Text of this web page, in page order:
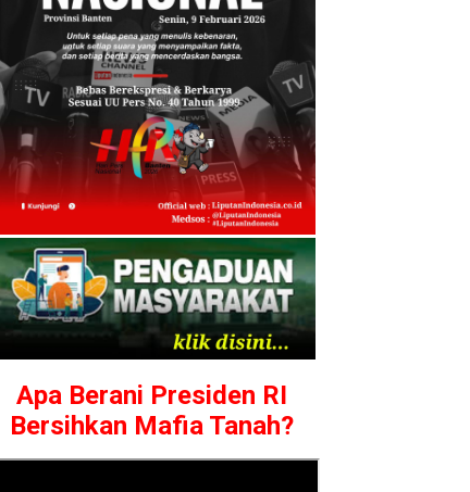
Apa Berani Presiden RI
Bersihkan Mafia Tanah?